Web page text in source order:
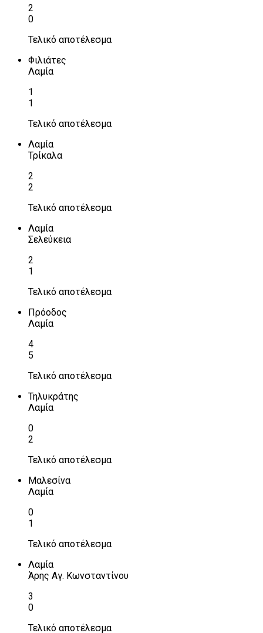
2
0
Τελικό αποτέλεσμα
Φιλιάτες
Λαμία
1
1
Τελικό αποτέλεσμα
Λαμία
Τρίκαλα
2
2
Τελικό αποτέλεσμα
Λαμία
Σελεύκεια
2
1
Τελικό αποτέλεσμα
Πρόοδος
Λαμία
4
5
Τελικό αποτέλεσμα
Τηλυκράτης
Λαμία
0
2
Τελικό αποτέλεσμα
Μαλεσίνα
Λαμία
0
1
Τελικό αποτέλεσμα
Λαμία
Άρης Αγ. Κωνσταντίνου
3
0
Τελικό αποτέλεσμα